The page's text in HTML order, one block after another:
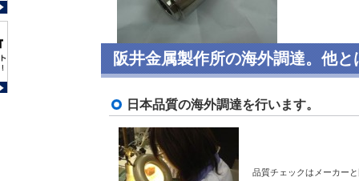
阪井金属製作所の海外調達。他
日本品質の海外調達を行います。
品質チェックはメーカー